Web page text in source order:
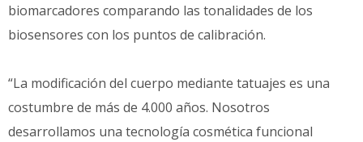
biomarcadores comparando las tonalidades de los
biosensores con los puntos de calibración.
“La modificación del cuerpo mediante tatuajes es una
costumbre de más de 4.000 años. Nosotros
desarrollamos una tecnología cosmética funcional